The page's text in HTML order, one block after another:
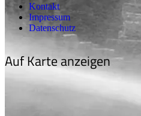
Kontakt
Impressum
Datenschutz
Auf Karte anzeigen